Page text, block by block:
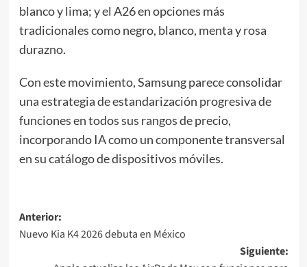
blanco y lima; y el A26 en opciones más
tradicionales como negro, blanco, menta y rosa
durazno.
Con este movimiento, Samsung parece consolidar
una estrategia de estandarización progresiva de
funciones en todos sus rangos de precio,
incorporando IA como un componente transversal
en su catálogo de dispositivos móviles.
Navegación
de
Anterior:
Nuevo Kia K4 2026 debuta en México
Siguiente: